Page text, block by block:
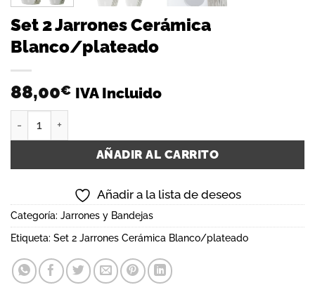
Set 2 Jarrones Cerámica
Blanco/plateado
88,00€ IVA Incluido
AÑADIR AL CARRITO
Añadir a la lista de deseos
Categoría: Jarrones y Bandejas
Etiqueta: Set 2 Jarrones Cerámica Blanco/plateado